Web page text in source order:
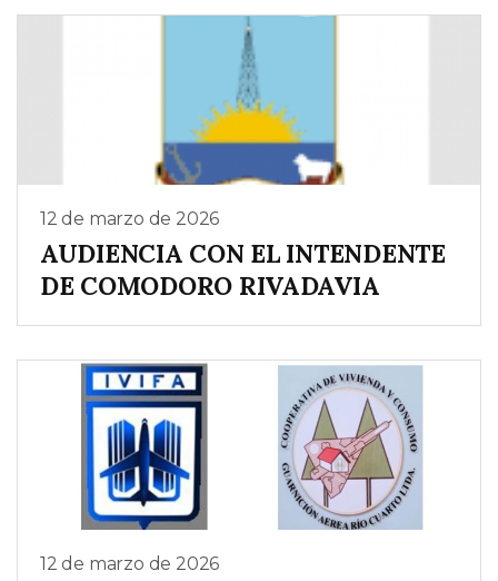
12 de marzo de 2026
AUDIENCIA CON EL INTENDENTE
DE COMODORO RIVADAVIA
12 de marzo de 2026